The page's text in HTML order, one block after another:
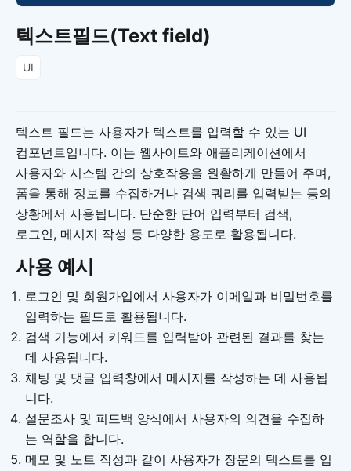
텍스트필드(Text field)
UI
텍스트 필드는 사용자가 텍스트를 입력할 수 있는 UI
컴포넌트입니다. 이는 웹사이트와 애플리케이션에서
사용자와 시스템 간의 상호작용을 원활하게 만들어 주며,
폼을 통해 정보를 수집하거나 검색 쿼리를 입력받는 등의
상황에서 사용됩니다. 단순한 단어 입력부터 검색,
로그인, 메시지 작성 등 다양한 용도로 활용됩니다.
사용 예시
로그인 및 회원가입에서 사용자가 이메일과 비밀번호를
입력하는 필드로 활용됩니다.
검색 기능에서 키워드를 입력받아 관련된 결과를 찾는
데 사용됩니다.
채팅 및 댓글 입력창에서 메시지를 작성하는 데 사용됩
니다.
설문조사 및 피드백 양식에서 사용자의 의견을 수집하
는 역할을 합니다.
메모 및 노트 작성과 같이 사용자가 장문의 텍스트를 입